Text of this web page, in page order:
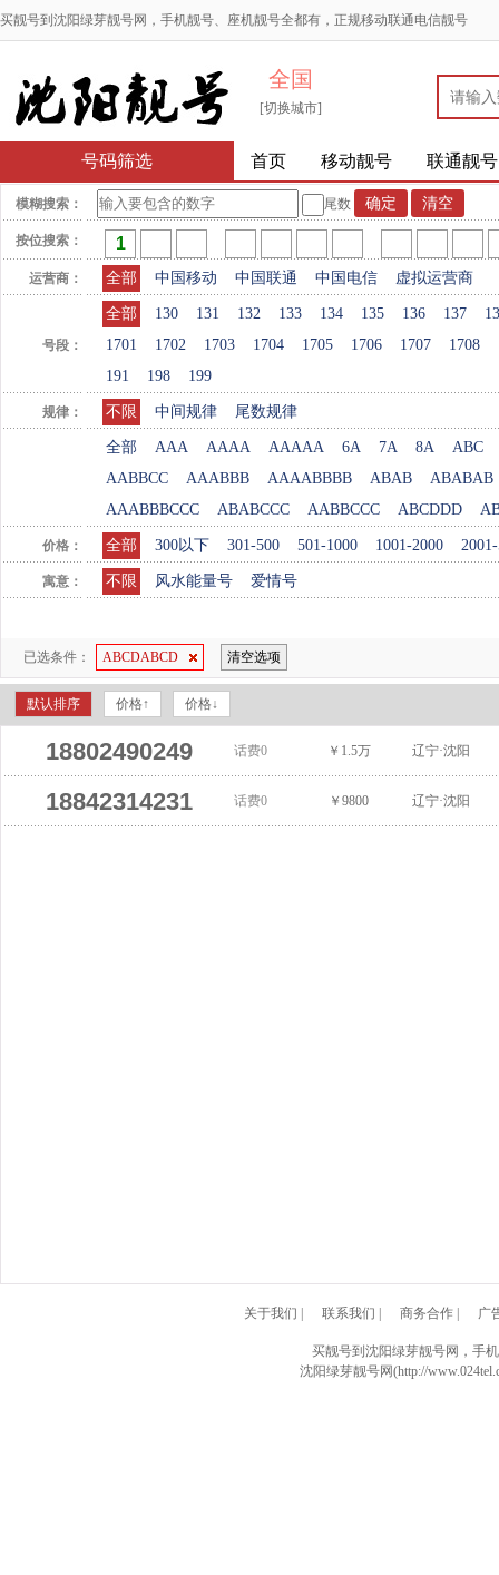
买靓号到沈阳绿芽靓号网，手机靓号、座机靓号全都有，正规移动联通电信靓号
全国
[切换城市]
号码筛选 首页 移动靓号 联通靓号
模糊搜索： 尾数
按位搜索：
运营商： 全部 中国移动 中国联通 中国电信 虚拟运营商
号段：
全部 130 131 132 133 134 135 136 137
1701
1702 1703 1704 1705 1706 1707 1708
191
198 199
规律： 不限 中间规律 尾数规律
全部 AAA AAAA AAAAA 6A 7A 8A
ABC
AABBCC
AAABBB AAAABBBB ABAB
ABABAB
AAABBBCCC
ABABCCC AABBCCC ABCDDD
价格： 全部 300以下 301-500 501-1000 1001-2000
寓意： 不限 风水能量号 爱情号
已选条件： ABCDABCD 清空选项
默认排序 价格↑ 价格↓
18802490249 话费0 ￥1.5万 辽宁·沈阳
18842314231 话费0 ￥9800 辽宁·沈阳
关于我们 联系我们 商务合作| 广
买靓号到沈阳绿芽靓号网，手
沈阳绿芽靓号网(http://